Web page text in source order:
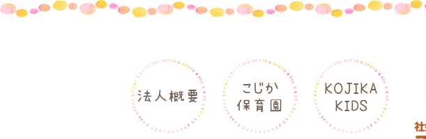
法人概要
こじか
保育園
KOJIKA
KIDS